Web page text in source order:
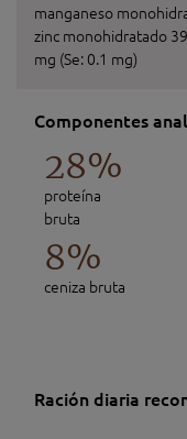
manganeso
zinc monohidratado
mg (Se: 0.1 mg)
Componentes
28%
proteína
bruta
8%
ceniza bruta
Ración diaria